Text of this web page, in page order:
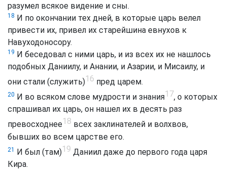
разумел всякое видение и сны.
18 И по окончании тех дней, в которые царь велел
привести их, привел их старейшина евнухов к
Навуходоносору.
19 И беседовал с ними царь, и из всех их не нашлось
подобных Даниилу, и Анании, и Азарии, и Мисаилу, и
они стали (служить)16 пред царем.
20 И во всяком слове мудрости и знания17, о которых
спрашивал их царь, он нашел их в десять раз
превосходнее18 всех заклинателей и волхвов,
бывших во всем царстве его.
21 И был (там)19 Даниил даже до первого года царя
Кира.